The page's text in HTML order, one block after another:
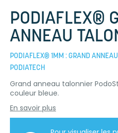
PODIAFLEX®
ANNEAU
PODIAFLEX® 1MM : GRAND
PODIATECH
Grand anneau talonnier
couleur bleue.
En savoir plus